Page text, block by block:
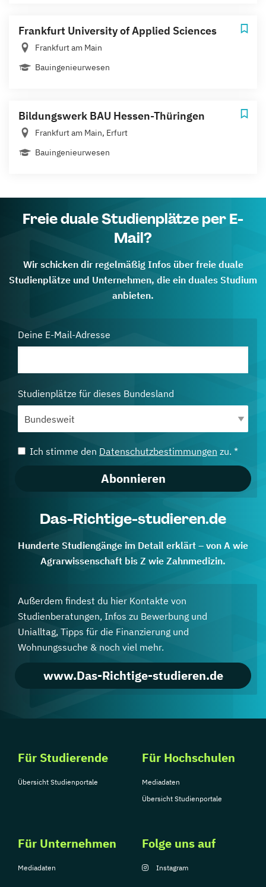
Frankfurt University of Applied Sciences
Frankfurt am Main
Bauingenieurwesen
Bildungswerk BAU Hessen-Thüringen
Frankfurt am Main, Erfurt
Bauingenieurwesen
Freie duale Studienplätze per E-
Mail?
Wir schicken dir regelmäßig Infos über freie duale
Studienplätze und Unternehmen, die ein duales Studium
anbieten.
Deine E-Mail-Adresse
Studienplätze für dieses Bundesland
Ich stimme den Datenschutzbestimmungen zu. *
Abonnieren
Das-Richtige-studieren.de
Hunderte Studiengänge im Detail erklärt – von A wie
Agrarwissenschaft bis Z wie Zahnmedizin.
Außerdem findest du hier Kontakte von
Studienberatungen, Infos zu Bewerbung und
Unialltag, Tipps für die Finanzierung und
Wohnungssuche & noch viel mehr.
www.Das-Richtige-studieren.de
Für Studierende
Übersicht Studienportale
Für Hochschulen
Mediadaten
Übersicht Studienportale
Für Unternehmen
Mediadaten
Folge uns auf
Instagram